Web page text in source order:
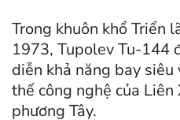
Trong khuôn khổ Triển
1973, Tupolev Tu-144
diễn khả năng bay
thế công nghệ của
phương Tây.